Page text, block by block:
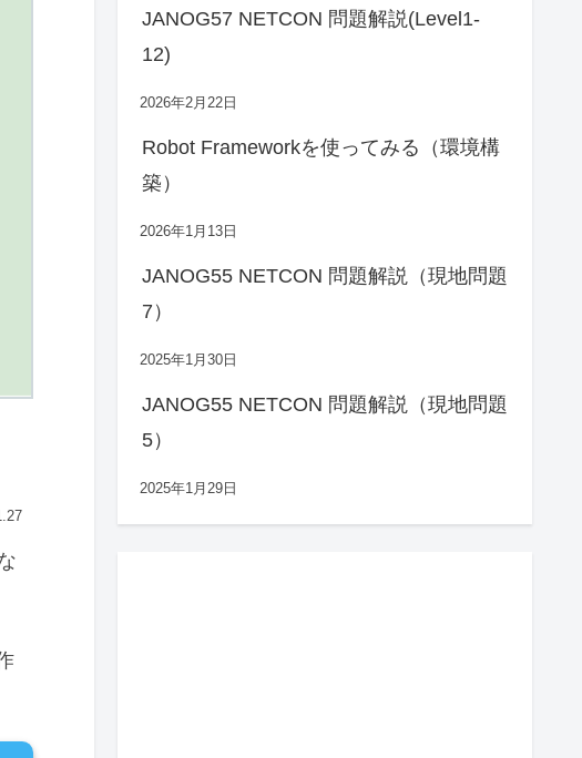
JANOG57 NETCON 問題解説(Level1-
12)
2026年2月22日
Robot Frameworkを使ってみる（環境構
築）
2026年1月13日
JANOG55 NETCON 問題解説（現地問題
7）
2025年1月30日
JANOG55 NETCON 問題解説（現地問題
5）
2025年1月29日